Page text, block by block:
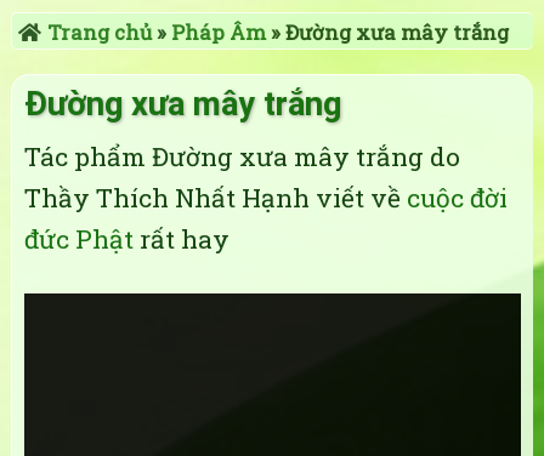
Trang chủ» Pháp Âm»Đường xưa mây trắng
Đường xưa mây trắng
Tác phẩm Đường xưa mây trắng do
Thầy Thích Nhất Hạnh viết về cuộc đời
đức Phậtrất hay